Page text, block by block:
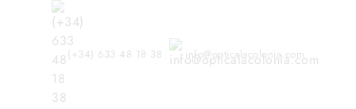
(+34) 633 48 18 38 info@opticalacolonia.com